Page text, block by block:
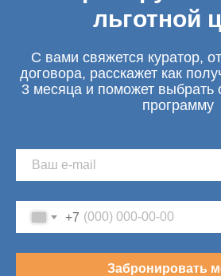
льготной
С вами свяжется куратор,
договора, расскажет как
3 месяца и поможет выбрать
программу
+7
Забронировать